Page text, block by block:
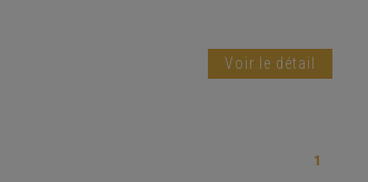
Voir le détail
1